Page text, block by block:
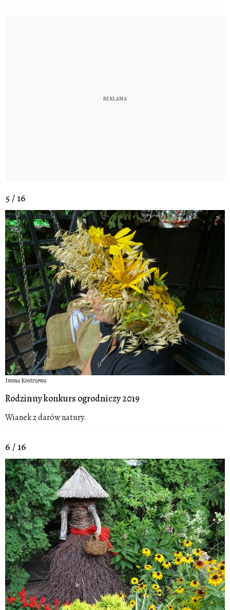
5 / 16
Iwona Kostrzewa
Rodzinny konkurs ogrodniczy 2019
Wianek z darów natury.
6 / 16